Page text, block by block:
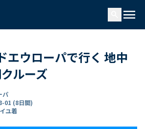
menu
エウローパで行く 地中
ルーズ
パ
01 (8日間)
ユ着